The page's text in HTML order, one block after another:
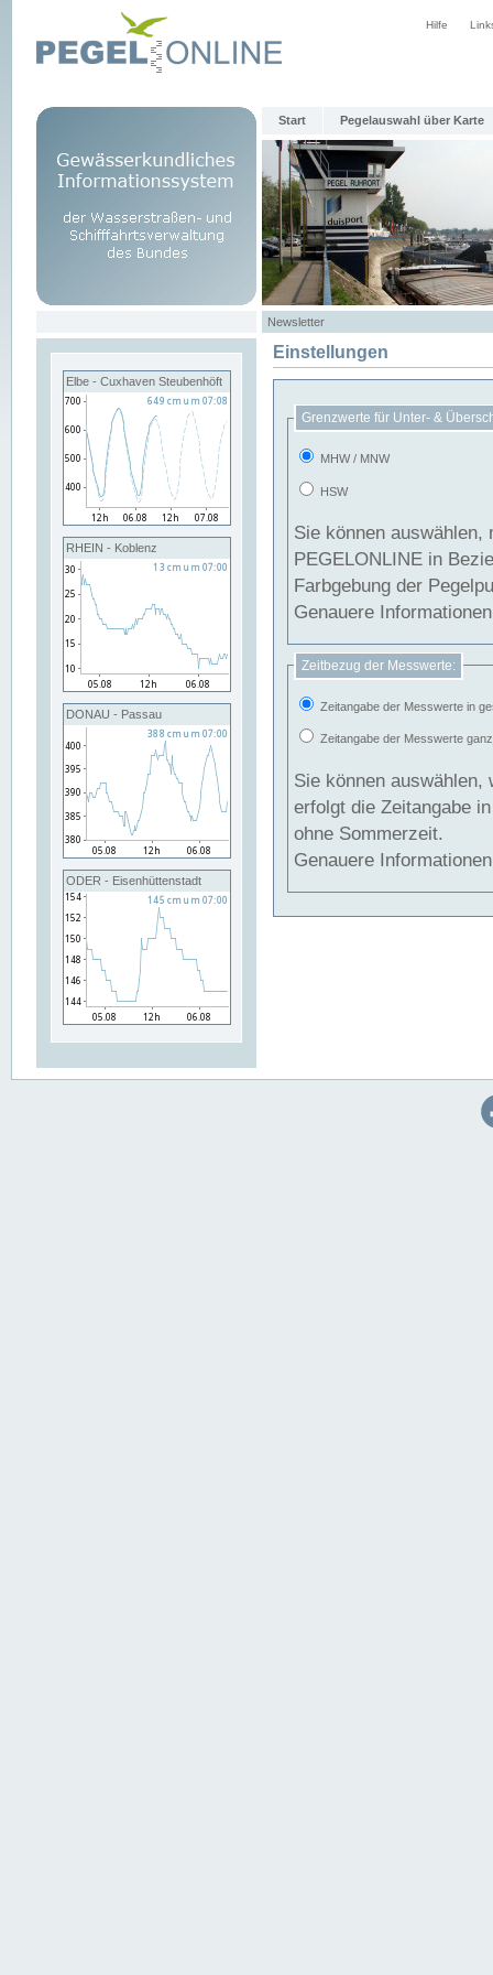
Hilfe
Start Pegelauswahl über Karte
Newsletter
Elbe - Cuxhaven Steubenhöft
RHEIN - Koblenz
DONAU - Passau
ODER - Eisenhüttenstadt
Einstellungen
Grenzwerte für Unter- &
MHW / MNW
HSW
Sie können
PEGELONLINE in Beziehung
Farbgebung der
Genauere
Zeitbezug der Messwerte:
Zeitangabe der Messwerte in
Zeitangabe der Messwerte
Sie können auswählen,
erfolgt die Zeitangabe
ohne Sommerzeit.
Genauere